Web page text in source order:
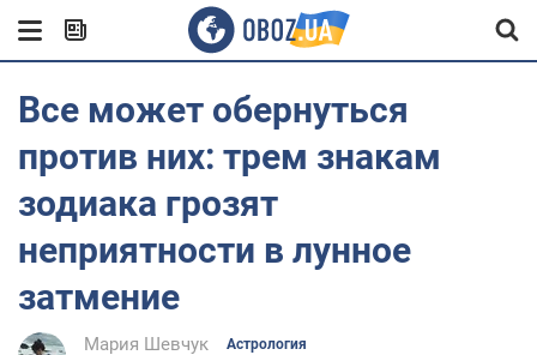
Все может обернуться
против них: трем знакам
зодиака грозят
неприятности в лунное
затмение
Мария Шевчук Астрология